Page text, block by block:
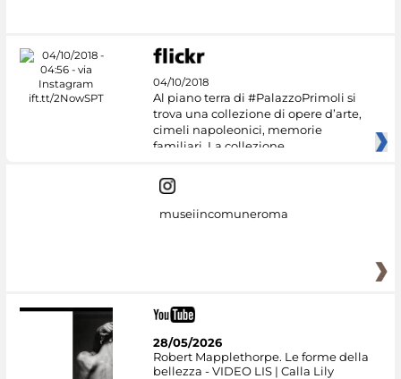
04/10/2018
Al piano terra di #PalazzoPrimoli si
trova una collezione di opere d’arte,
cimeli napoleonici, memorie
familiari. La collezione
museiincomuneroma
28/05/2026
Robert Mapplethorpe. Le forme della
bellezza - VIDEO LIS | Calla Lily